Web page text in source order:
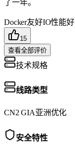
了一年。
Docker友好IO性能好
15
查看全部评价
技术规格
线路类型
CN2 GIA亚洲优化
安全特性